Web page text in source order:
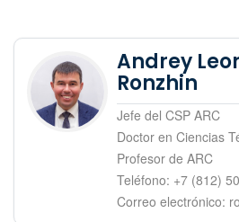
Andrey
Ronzhin
Jefe del CSP ARC
Doctor en Ciencias
Profesor de ARC
Teléfono: +7 (812)
Correo electrónico: